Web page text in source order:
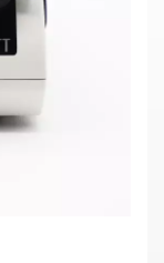
码
光强度控制